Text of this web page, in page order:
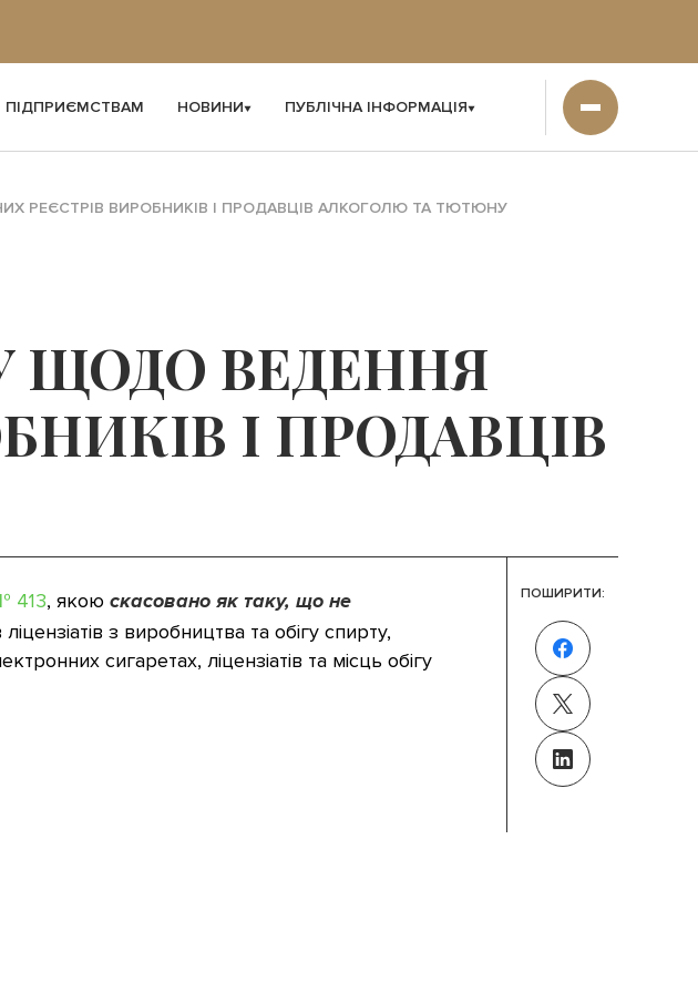
ПІДПРИЄМСТВАМ НОВИНИ ПУБЛІЧНА ІНФОРМАЦІЯ
РЕЄСТРІВ ВИРОБНИКІВ І ПРОДАВЦІВ АЛКОГОЛЮ ТА ТЮТЮНУ
ЩОДО ВЕДЕННЯ
І ПРОДАВЦІВ
413, якою скасовано як таку, що не
з виробництва та обігу спирту,
сигаретах, ліцензіатів та місць обігу
ПОШИРИТИ: